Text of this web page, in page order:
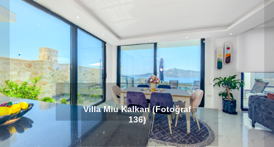
Villa Miu Kalkan (Fotoğraf
136)